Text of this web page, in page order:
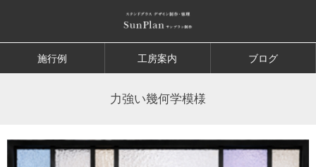
施行例 工房案内 ブログ
力強い幾何学模様